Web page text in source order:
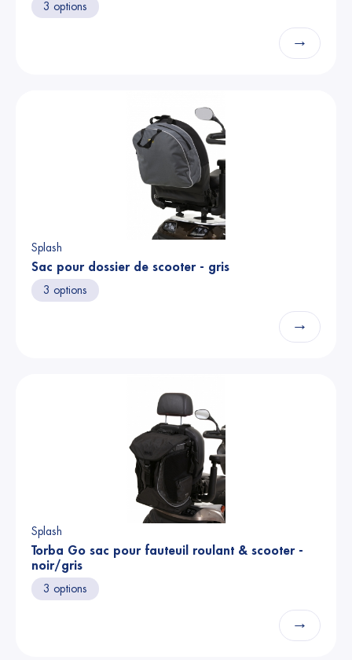
3 options
→
Splash
Sac pour dossier de scooter - gris
3 options
→
Splash
Torba Go sac pour fauteuil roulant & scooter -
noir/gris
3 options
→